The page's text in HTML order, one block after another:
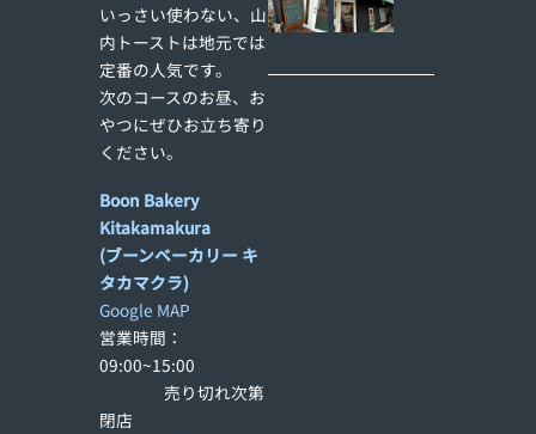
いっさい使わない、山
内トーストは地元では
定番の人気です。
次のコースのお昼、お
やつにぜひお立ち寄り
ください。
Boon Bakery
Kitakamakura
(ブーンベーカリー キ
タカマクラ)
Google MAP
営業時間：
09:00~15:00
売り切れ次第
閉店